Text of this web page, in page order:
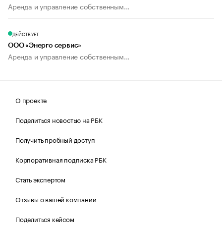
Аренда и управление собственным...
ДЕЙСТВУЕТ
ООО «Энерго сервис»
Аренда и управление собственным...
О проекте
Поделиться новостью на РБК
Получить пробный доступ
Корпоративная подписка РБК
Стать экспертом
Отзывы о вашей компании
Поделиться кейсом